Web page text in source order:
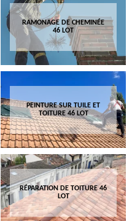
RAMONAGE DE CHEMINÉE
46 LOT
PEINTURE SUR TUILE ET
TOITURE 46 LOT
RÉPARATION DE TOITURE 46
LOT